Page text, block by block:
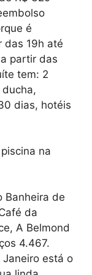
é
das 19h até
partir das
tem: 2
dias, hotéis
Banheira de
da
A Belmond
4.467.
Janeiro está o